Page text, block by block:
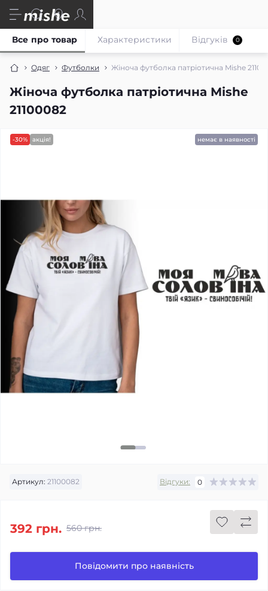
Одяг Футболки Жіноча футболка патріотична Mishe
Жіноча футболка патріотична Mishe
21100082
Все про товар Характеристики Відгуків 0
-30% акція! немає в наявності
Артикул: 21100082 Відгуки: 0
560 грн.
392 грн.
Повідомити про наявність